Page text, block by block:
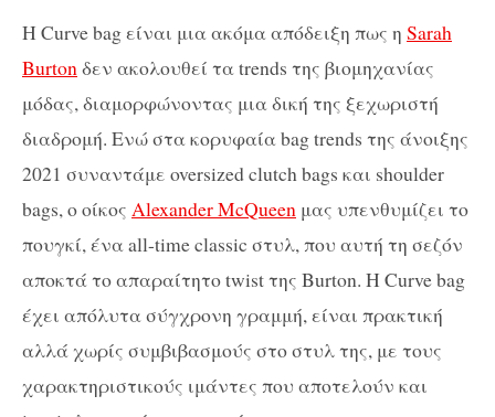
H Curve bag είναι μια ακόμα απόδειξη πως η Sarah
Burton δεν ακολουθεί τα trends της βιομηχανίας
μόδας, διαμορφώνοντας μια δική της ξεχωριστή
διαδρομή. Ενώ στα κορυφαία bag trends της άνοιξης
2021 συναντάμε oversized clutch bags και shoulder
bags, ο οίκος Alexander McQueen μας υπενθυμίζει το
πουγκί, ένα all-time classic στυλ, που αυτή τη σεζόν
αποκτά το απαραίτητο twist της Burton. H Curve bag
έχει απόλυτα σύγχρονη γραμμή, είναι πρακτική
αλλά χωρίς συμβιβασμούς στο στυλ της, με τους
χαρακτηριστικούς ιμάντες που αποτελούν και